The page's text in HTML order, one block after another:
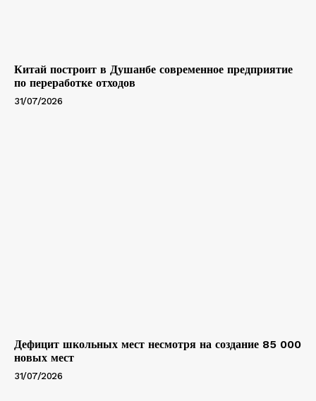
Китай построит в Душанбе современное предприятие
по переработке отходов
31/07/2026
Дефицит школьных мест несмотря на создание 85 000
новых мест
31/07/2026